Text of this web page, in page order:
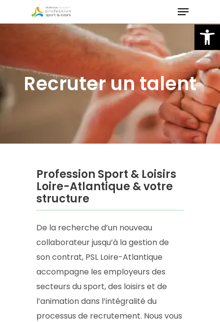
Recruter un talent
Profession Sport & Loisirs
Loire-Atlantique & votre
structure
De la recherche d’un nouveau
collaborateur jusqu’à la gestion de
son contrat, PSL Loire-Atlantique
accompagne les employeurs des
secteurs du sport, des loisirs et de
l’animation dans l’intégralité du
processus de recrutement. Nous vous